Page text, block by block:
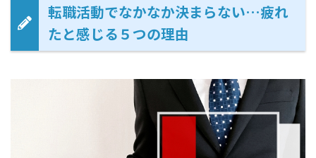
転職活動でなかなか決まらない…疲れ
たと感じる５つの理由